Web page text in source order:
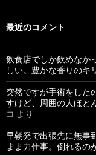
最近のコメント
飲食店でしか飲めなか
しい。豊かな香りのキ
突然ですが手術をした
すけど、周囲の人ほと
コ より
早朝発で出張先に無事
まま力仕事。倒れるの